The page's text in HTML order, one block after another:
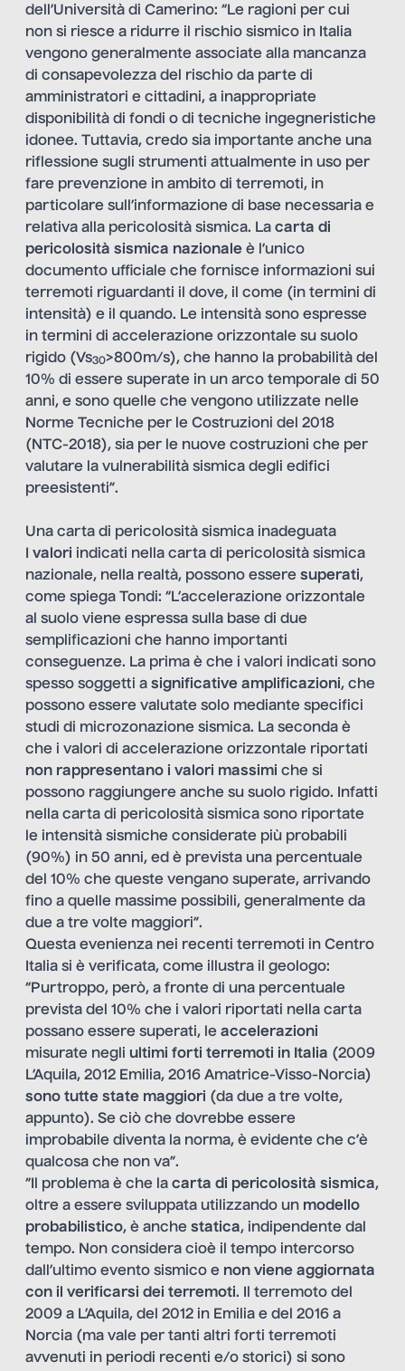
dell’Università di Camerino: “Le ragioni per cui
non si riesce a ridurre il rischio sismico in Italia
vengono generalmente associate alla mancanza
di consapevolezza del rischio da parte di
amministratori e cittadini, a inappropriate
disponibilità di fondi o di tecniche ingegneristiche
idonee. Tuttavia, credo sia importante anche una
riflessione sugli strumenti attualmente in uso per
fare prevenzione in ambito di terremoti, in
particolare sull’informazione di base necessaria e
relativa alla pericolosità sismica. La carta di
pericolosità sismica nazionale è l’unico
documento ufficiale che fornisce informazioni sui
terremoti riguardanti il dove, il come (in termini di
intensità) e il quando. Le intensità sono espresse
in termini di accelerazione orizzontale su suolo
rigido (Vs30>800m/s), che hanno la probabilità del
10% di essere superate in un arco temporale di 50
anni, e sono quelle che vengono utilizzate nelle
Norme Tecniche per le Costruzioni del 2018
(NTC-2018), sia per le nuove costruzioni che per
valutare la vulnerabilità sismica degli edifici
preesistenti”.
Una carta di pericolosità sismica inadeguata
valori indicati nella carta di pericolosità sismica
nazionale, nella realtà, possono essere superati,
come spiega Tondi: “L’accelerazione orizzontale
al suolo viene espressa sulla base di due
semplificazioni che hanno importanti
conseguenze. La prima è che i valori indicati sono
spesso soggetti a significative amplificazioni, che
possono essere valutate solo mediante specifici
studi di microzonazione sismica. La seconda è
che i valori di accelerazione orizzontale riportati
non rappresentano i valori massimi che si
possono raggiungere anche su suolo rigido. Infatti
nella carta di pericolosità sismica sono riportate
le intensità sismiche considerate più probabili
(90%) in 50 anni, ed è prevista una percentuale
del 10% che queste vengano superate, arrivando
fino a quelle massime possibili, generalmente da
due a tre volte maggiori”.
Questa evenienza nei recenti terremoti in Centro
Italia si è verificata, come illustra il geologo:
“Purtroppo, però, a fronte di una percentuale
prevista del 10% che i valori riportati nella carta
possano essere superati, le accelerazioni
misurate negli ultimi forti terremoti in Italia (2009
L’Aquila, 2012 Emilia, 2016 Amatrice-Visso-Norcia)
sono tutte state maggiori (da due a tre volte,
appunto). Se ciò che dovrebbe essere
improbabile diventa la norma, è evidente che c’è
qualcosa che non va”.
“Il problema è che la carta di pericolosità sismica,
oltre a essere sviluppata utilizzando un modello
probabilistico, è anche statica, indipendente dal
tempo. Non considera cioè il tempo intercorso
dall’ultimo evento sismico e non viene aggiornata
con il verificarsi dei terremoti. Il terremoto del
2009 a L’Aquila, del 2012 in Emilia e del 2016 a
Norcia (ma vale per tanti altri forti terremoti
avvenuti in periodi recenti e/o storici) si sono